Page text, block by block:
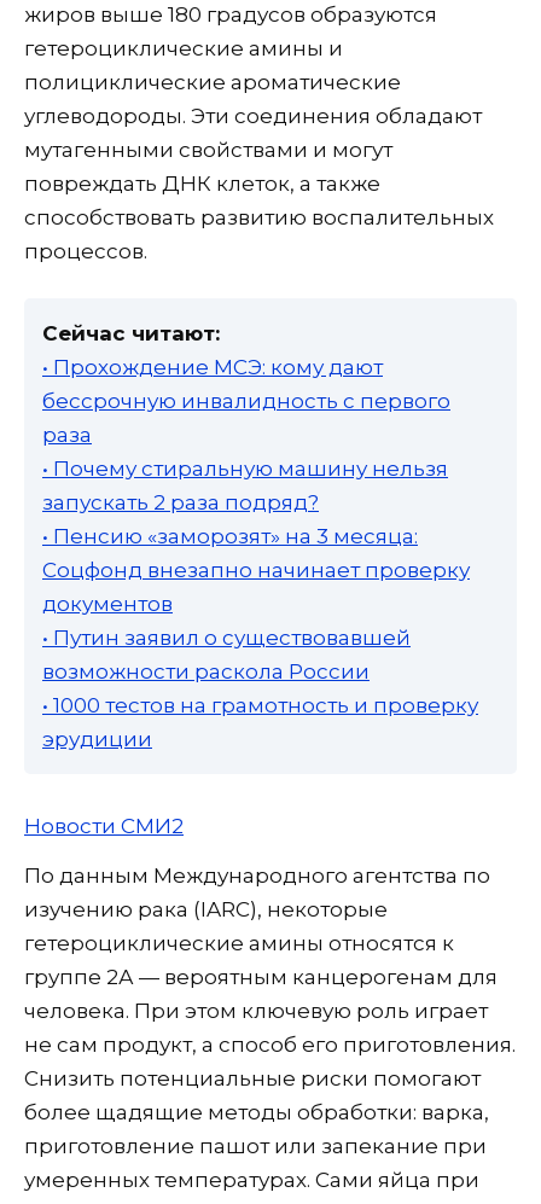
жиров выше 180 градусов образуются
гетероциклические амины и
полициклические ароматические
углеводороды. Эти соединения обладают
мутагенными свойствами и могут
повреждать ДНК клеток, а также
способствовать развитию воспалительных
процессов.
Сейчас читают:
• Прохождение МСЭ: кому дают
бессрочную инвалидность с первого
раза
• Почему стиральную машину нельзя
запускать 2 раза подряд?
• Пенсию «заморозят» на 3 месяца:
Соцфонд внезапно начинает проверку
документов
• Путин заявил о существовавшей
возможности раскола России
• 1000 тестов на грамотность и проверку
эрудиции
Новости СМИ2
По данным Международного агентства по
изучению рака (IARC), некоторые
гетероциклические амины относятся к
группе 2А — вероятным канцерогенам для
человека. При этом ключевую роль играет
не сам продукт, а способ его приготовления.
Снизить потенциальные риски помогают
более щадящие методы обработки: варка,
приготовление пашот или запекание при
умеренных температурах. Сами яйца при